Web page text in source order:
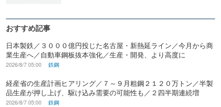
おすすめ記事
日本製鉄／３０００億円投じた名古屋・新熱延ライン／今月から商
業生産へ／自動車鋼板抜本強化／生産・開発、より高度に
2026/8/7 05:00 鉄鋼
経産省の生産計画ヒアリング／７～９月粗鋼２１２０万トン／半製
品生産が押し上げ、駆け込み需要の可能性も／２四半期連続増
2026/8/7 05:00 鉄鋼